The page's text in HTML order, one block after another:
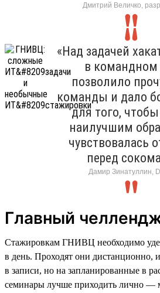
Дмитрий Величко,
«Над задачей
в
позволило
команды и дало
для того,
наилучшим
чувствовалась
перед
Дамир Зинатуллин,
Главный
Стажировкам ГНИВЦ необходимо
в день. Проходят они дистанционно,
в записи, но на запланированные в
семинары лучше приходить лично —